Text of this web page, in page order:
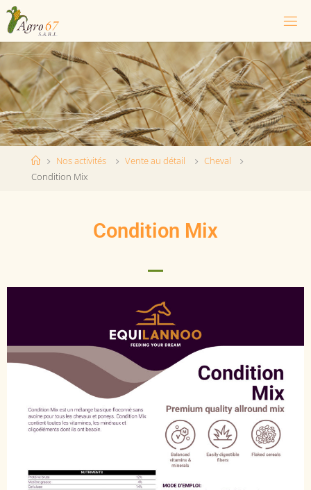
Nos activités Vente au détail
Cheval
Condition Mix
Condition Mix